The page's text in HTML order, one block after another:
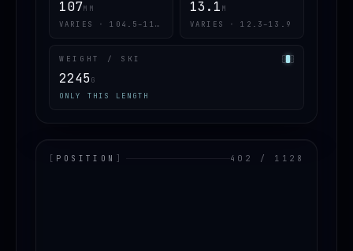
107MM
VARIES · 104.5–110.5
13.1 M
VARIES · 12.3–13.9
WEIGHT / SKI
2245G
ONLY THIS LENGTH
[ POSITION ] 402 / 1128